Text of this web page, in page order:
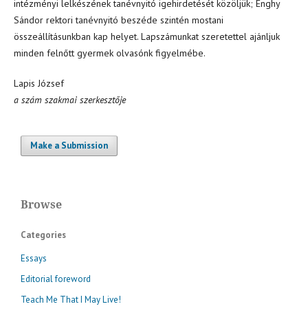
intézményi lelkészének tanévnyitó igehirdetését közöljük; Enghy
Sándor rektori tanévnyitó beszéde szintén mostani
összeállításunkban kap helyet. Lapszámunkat szeretettel ajánljuk
minden felnőtt gyermek olvasónk figyelmébe.
Lapis József
a szám szakmai szerkesztője
Make a Submission
Browse
Categories
Essays
Editorial foreword
Teach Me That I May Live!